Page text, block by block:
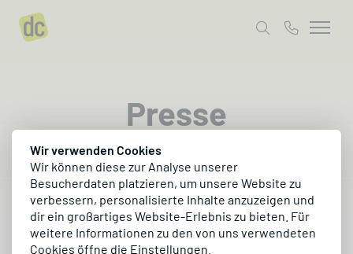
Wir verwenden Cookies
Wir können diese zur Analyse unserer
Besucherdaten platzieren, um unsere Website zu
verbessern, personalisierte Inhalte anzuzeigen und
dir ein großartiges Website-Erlebnis zu bieten. Für
weitere Informationen zu den von uns verwendeten
Cookies öffne die Einstellungen.
Presse
Hier findest du Pressematerial,
Unternehmensinformationen, Bildmaterial sowie
die richtigen Ansprechpartner für deine
Berichterstattung über dc